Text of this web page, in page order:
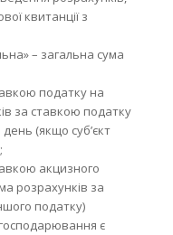
квитанції з
– загальна сума
податку на
за ставкою податку
(якщо суб’єкт
акцизного
розрахунків за
податку)
є